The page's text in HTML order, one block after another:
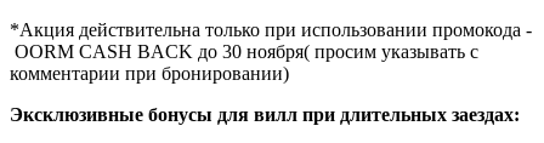
*Акция действительна только при использовании промокода -
OORM CASH BACK до 30 ноября( просим указывать с
комментарии при бронировании)
Эксклюзивные бонусы для вилл при длительных заездах: